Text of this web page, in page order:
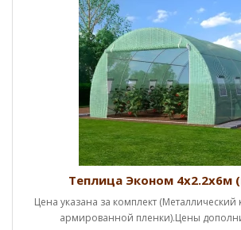
Теплица Эконом
Цена указана за комплект (Металлический
армированной пленки).Цены